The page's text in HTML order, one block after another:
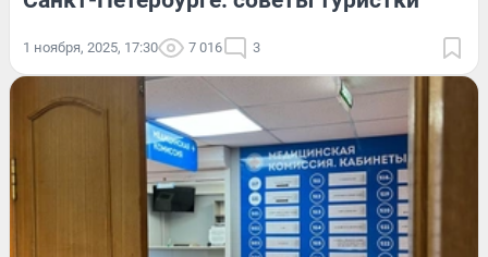
1 ноября, 2025, 17:30 7 016 3